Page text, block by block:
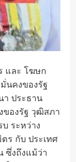
และ โฆษก
นคงของรัฐ
า ประธาน
ของรัฐ วุฒิสภา
ระหว่าง
ร กับ ประเทศ
ซึ่งถึงแม้ว่า